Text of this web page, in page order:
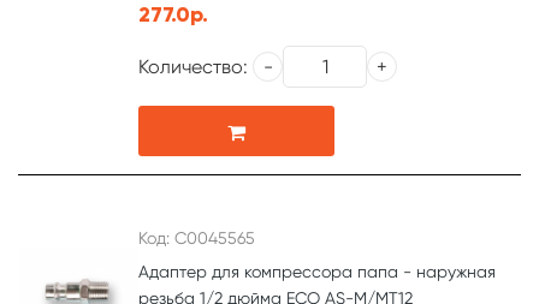
277.0р.
Количество:
Код: С0045565
Адаптер для компрессора папа - наружная
резьба 1/2 дюйма ЕСО AS-M/MT12